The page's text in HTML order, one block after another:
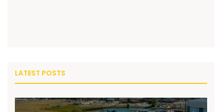
LATEST POSTS